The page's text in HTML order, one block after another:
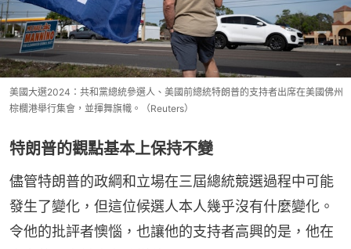
美國大選2024：共和黨總統參選人、美國前總統特朗普的支持者出席在美國佛州
棕櫚港舉行集會，並揮舞旗幟。（Reuters）
特朗普的觀點基本上保持不變
儘管特朗普的政綱和立場在三屆總統競選過程中可能
發生了變化，但這位候選人本人幾乎沒有什麼變化。
令他的批評者懊惱，也讓他的支持者高興的是，他在